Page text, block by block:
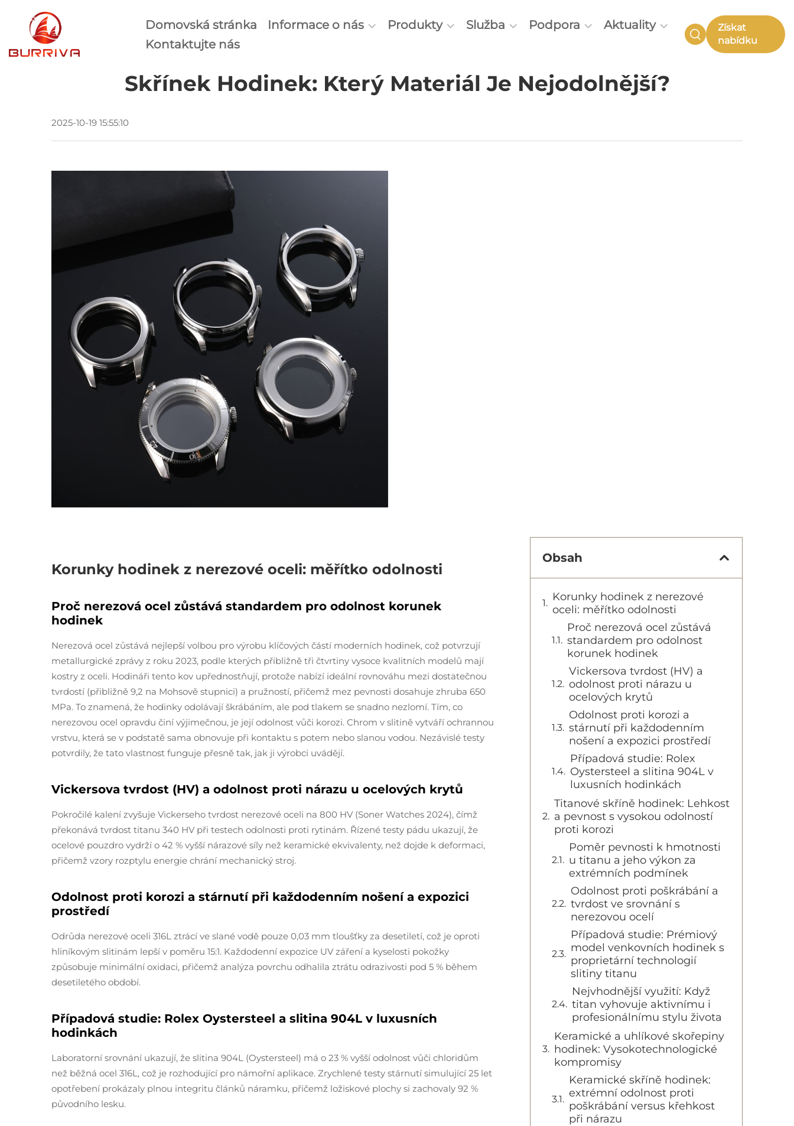
Domovská stránka Informace o nás Produkty Služba Podpora
Aktuality
Kontaktujte nás
Získat
nabídku
Skřínek Hodinek: Který Materiál Je Nejodolnější?
2025-10-19 15:55:10
Korunky hodinek z nerezové oceli: měřítko odolnosti
Proč nerezová ocel zůstává standardem pro odolnost korunek
hodinek
Nerezová ocel zůstává nejlepší volbou pro výrobu klíčových částí moderních hodinek, což potvrzují
metallurgické zprávy z roku 2023, podle kterých přibližně tři čtvrtiny vysoce kvalitních modelů mají
kostry z oceli. Hodináři tento kov upřednostňují, protože nabízí ideální rovnováhu mezi dostatečnou
tvrdostí (přibližně 9,2 na Mohsově stupnici) a pružností, přičemž mez pevnosti dosahuje zhruba 650
MPa. To znamená, že hodinky odolávají škrábáním, ale pod tlakem se snadno nezlomí. Tím, co
nerezovou ocel opravdu činí výjimečnou, je její odolnost vůči korozi. Chrom v slitině vytváří ochrannou
vrstvu, která se v podstatě sama obnovuje při kontaktu s potem nebo slanou vodou. Nezávislé testy
potvrdily, že tato vlastnost funguje přesně tak, jak ji výrobci uvádějí.
Vickersova tvrdost (HV) a odolnost proti nárazu u ocelových krytů
Pokročilé kalení zvyšuje Vickerseho tvrdost nerezové oceli na 800 HV (Soner Watches 2024), čímž
překonává tvrdost titanu 340 HV při testech odolnosti proti rytinám. Řízené testy pádu ukazují, že
ocelové pouzdro vydrží o 42 % vyšší nárazové síly než keramické ekvivalenty, než dojde k deformaci,
přičemž vzory rozptylu energie chrání mechanický stroj.
Odolnost proti korozi a stárnutí při každodenním nošení a expozici
prostředí
Odrůda nerezové oceli 316L ztrácí ve slané vodě pouze 0,03 mm tloušťky za desetiletí, což je oproti
hliníkovým slitinám lepší v poměru 15:1. Každodenní expozice UV záření a kyselosti pokožky
způsobuje minimální oxidaci, přičemž analýza povrchu odhalila ztrátu odrazivosti pod 5 % během
desetiletého období.
Případová studie: Rolex Oystersteel a slitina 904L v luxusních
hodinkách
Laboratorní srovnání ukazují, že slitina 904L (Oystersteel) má o 23 % vyšší odolnost vůči chloridům
než běžná ocel 316L, což je rozhodující pro námořní aplikace. Zrychlené testy stárnutí simulující 25 let
opotřebení prokázaly plnou integritu článků náramku, přičemž ložiskové plochy si zachovaly 92 %
původního lesku.
Obsah
Korunky hodinek z nerezové
oceli: měřítko odolnosti
Proč nerezová ocel zůstává
standardem pro odolnost
korunek hodinek
Vickersova tvrdost (HV) a
odolnost proti nárazu u
ocelových krytů
Odolnost proti korozi a
stárnutí při každodenním
nošení a expozici prostředí
Případová studie: Rolex
Oystersteel a slitina 904L v
luxusních hodinkách
Titanové skříně hodinek: Lehkost
a pevnost s vysokou odolností
proti korozi
Poměr pevnosti k hmotnosti
u titanu a jeho výkon za
extrémních podmínek
Odolnost proti poškrábání a
tvrdost ve srovnání s
nerezovou ocelí
Případová studie: Prémiový
model venkovních hodinek s
proprietární technologií
slitiny titanu
Nejvhodnější využití: Když
titan vyhovuje aktivnímu i
profesionálnímu stylu života
Keramické a uhlíkové skořepiny
hodinek: Vysokotechnologické
kompromisy
Keramické skříně hodinek:
extrémní odolnost proti
poškrábání versus křehkost
při nárazu